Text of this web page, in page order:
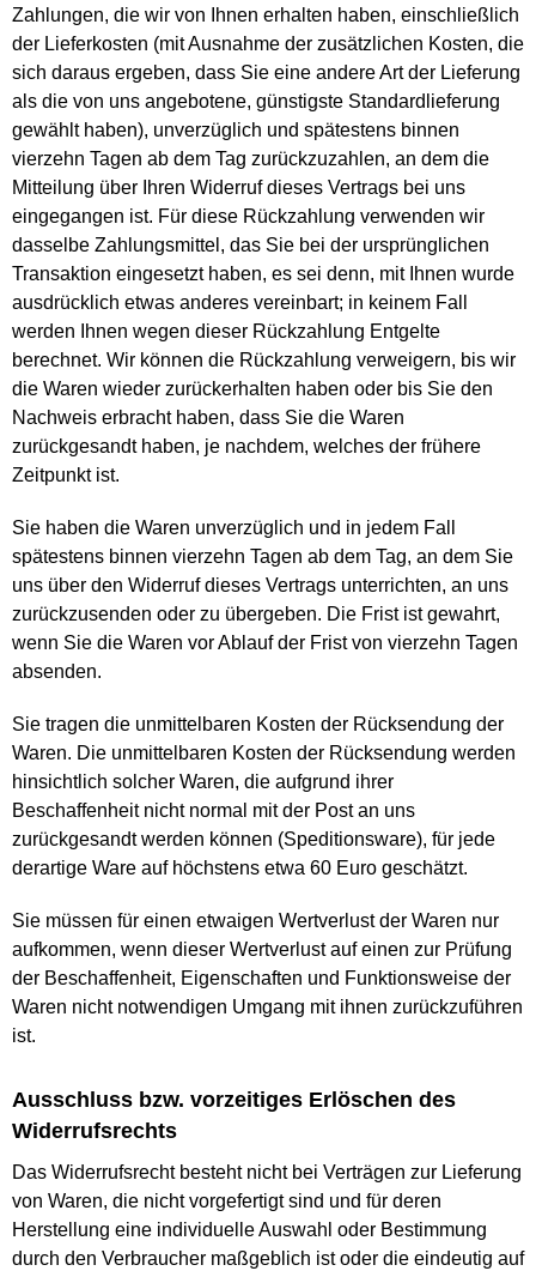
Zahlungen, die wir von Ihnen erhalten haben, einschließlich
der Lieferkosten (mit Ausnahme der zusätzlichen Kosten, die
sich daraus ergeben, dass Sie eine andere Art der Lieferung
als die von uns angebotene, günstigste Standardlieferung
gewählt haben), unverzüglich und spätestens binnen
vierzehn Tagen ab dem Tag zurückzuzahlen, an dem die
Mitteilung über Ihren Widerruf dieses Vertrags bei uns
eingegangen ist. Für diese Rückzahlung verwenden wir
dasselbe Zahlungsmittel, das Sie bei der ursprünglichen
Transaktion eingesetzt haben, es sei denn, mit Ihnen wurde
ausdrücklich etwas anderes vereinbart; in keinem Fall
werden Ihnen wegen dieser Rückzahlung Entgelte
berechnet. Wir können die Rückzahlung verweigern, bis wir
die Waren wieder zurückerhalten haben oder bis Sie den
Nachweis erbracht haben, dass Sie die Waren
zurückgesandt haben, je nachdem, welches der frühere
Zeitpunkt ist.
Sie haben die Waren unverzüglich und in jedem Fall
spätestens binnen vierzehn Tagen ab dem Tag, an dem Sie
uns über den Widerruf dieses Vertrags unterrichten, an uns
zurückzusenden oder zu übergeben. Die Frist ist gewahrt,
wenn Sie die Waren vor Ablauf der Frist von vierzehn Tagen
absenden.
Sie tragen die unmittelbaren Kosten der Rücksendung der
Waren. Die unmittelbaren Kosten der Rücksendung werden
hinsichtlich solcher Waren, die aufgrund ihrer
Beschaffenheit nicht normal mit der Post an uns
zurückgesandt werden können (Speditionsware), für jede
derartige Ware auf höchstens etwa 60 Euro geschätzt.
Sie müssen für einen etwaigen Wertverlust der Waren nur
aufkommen, wenn dieser Wertverlust auf einen zur Prüfung
der Beschaffenheit, Eigenschaften und Funktionsweise der
Waren nicht notwendigen Umgang mit ihnen zurückzuführen
ist.
Ausschluss bzw. vorzeitiges Erlöschen des
Widerrufsrechts
Das Widerrufsrecht besteht nicht bei Verträgen zur Lieferung
von Waren, die nicht vorgefertigt sind und für deren
Herstellung eine individuelle Auswahl oder Bestimmung
durch den Verbraucher maßgeblich ist oder die eindeutig auf